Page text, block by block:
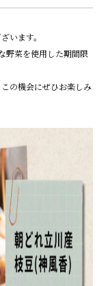
います。
野菜を使用した期間限
の機会にぜひお楽しみ